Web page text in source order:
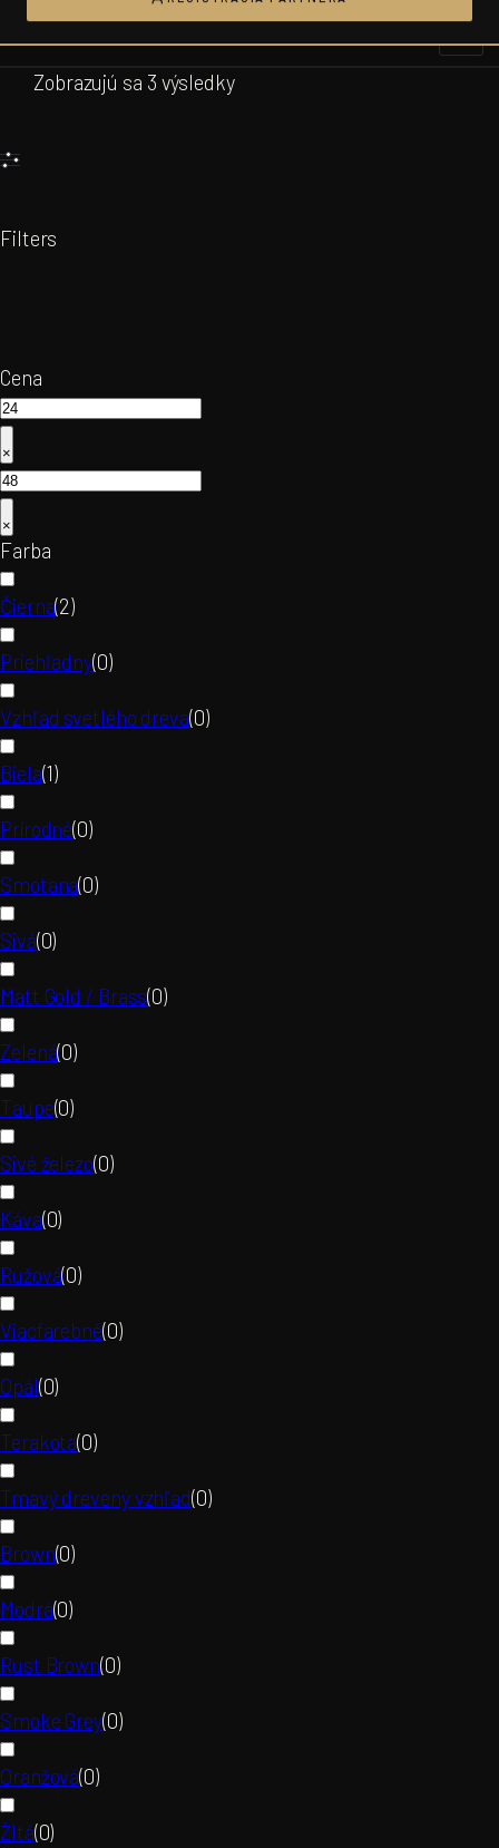
Prejsť
na
obsah
Zobrazujú sa 3 výsledky
Filters
Cena
×
×
Farba
Čierna(2)
Priehľadný(0)
Vzhľad svetlého dreva(0)
Biela(1)
Prírodné(0)
Smotana(0)
Sivá(0)
Matt Gold / Brass(0)
Zelená(0)
Taupe(0)
Sivé železo(0)
Káva(0)
Ružová(0)
Viacfarebné(0)
Opál(0)
Terakota(0)
Tmavý drevený vzhľad(0)
Brown(0)
Modrá(0)
Rust Brown(0)
Smoke Grey(0)
Oranžová(0)
Žltá(0)